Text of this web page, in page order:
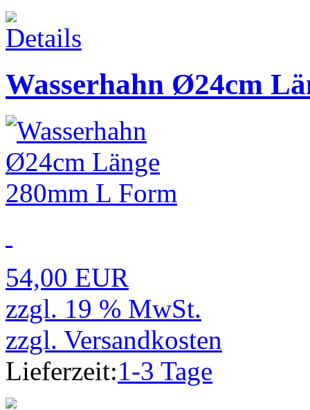
Wasserhahn Ø24cm
54,00 EUR
zzgl. 19 % MwSt.
zzgl. Versandkosten
Lieferzeit:1-3 Tage